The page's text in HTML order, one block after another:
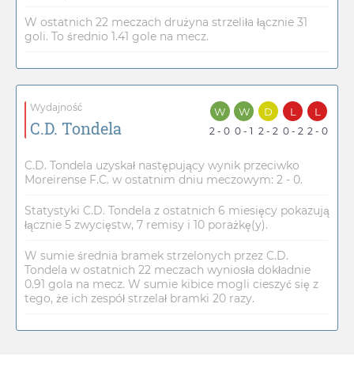
W ostatnich 22 meczach drużyna strzeliła łącznie 31
goli. To średnio 1.41 gole na mecz.
Wydajność
C.D. Tondela
W
2 - 0
W
0 - 1
D
2 - 2
L
0 - 2
L
2 - 0
C.D. Tondela uzyskał następujący wynik przeciwko
Moreirense F.C. w ostatnim dniu meczowym: 2 - 0.
Statystyki C.D. Tondela z ostatnich 6 miesięcy pokazują
łącznie 5 zwycięstw, 7 remisy i 10 porażkę(y).
W sumie średnia bramek strzelonych przez C.D.
Tondela w ostatnich 22 meczach wyniosła dokładnie
0.91 gola na mecz. W sumie kibice mogli cieszyć się z
tego, że ich zespół strzelał bramki 20 razy.